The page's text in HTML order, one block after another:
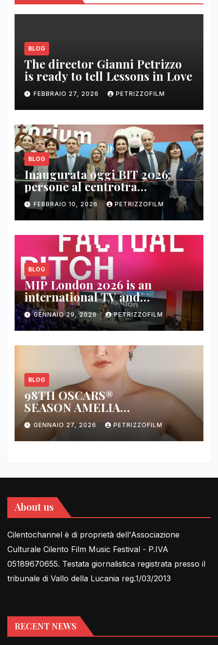
BLOG
The director Gianni Petrizzo
is ready to tell Lessons in Love
FEBBRAIO 27, 2026 PETRIZZOFILM
BLOG
Inaugurata oggi BIT 2026:
persone al centrotra
contenuti, relazioni e business
FEBBRAIO 10, 2026 PETRIZZOFILM
BLOG
MIP London 2026 is an
international TV and
streaming content market
GENNAIO 29, 2026 PETRIZZOFILM
BLOG
98TH OSCARS®
SEASON AMELIA
DIMOLDENBERG RETURNS
FOR THIRD YEAR
GENNAIO 27, 2026 PETRIZZOFILM
About us
Cilentochannel è di proprietà dell'Associazione
Culturale Cilento Film Music Festival - P.IVA
05189670655. Testata giornalistica registrata presso il
tribunale di Vallo della Lucania reg.1/03/2013
RECENT NEWS